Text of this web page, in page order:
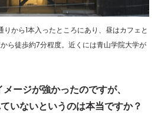
りから1本入ったところにあり、昼はカフェと
ら徒歩約7分程度。近くには青山学院大学が
ージが強かったのですが、
いないというのは本当ですか？